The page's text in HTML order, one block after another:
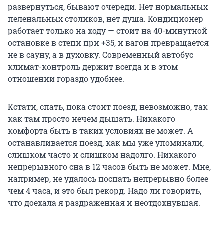
развернуться, бывают очереди. Нет нормальных
пеленальных столиков, нет душа. Кондиционер
работает только на ходу — стоит на 40-минутной
остановке в степи при +35, и вагон превращается
не в сауну, а в духовку. Современный автобус
климат-контроль держит всегда и в этом
отношении гораздо удобнее.
Кстати, спать, пока стоит поезд, невозможно, так
как там просто нечем дышать. Никакого
комфорта быть в таких условиях не может. А
останавливается поезд, как мы уже упоминали,
слишком часто и слишком надолго. Никакого
непрерывного сна в 12 часов быть не может. Мне,
например, не удалось поспать непрерывно более
чем 4 часа, и это был рекорд. Надо ли говорить,
что доехала я раздраженная и неотдохнувшая.